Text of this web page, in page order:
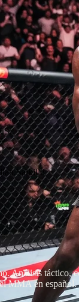
Salkilld
Análisis táctico,
MMA en